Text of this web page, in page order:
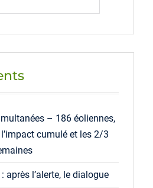
– 186 éoliennes,
cumulé et les 2/3
après l’alerte, le dialogue